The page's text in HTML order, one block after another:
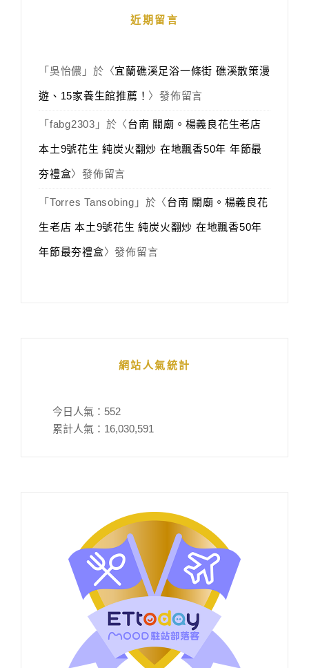
近期留言
「 吳怡儂 」於〈宜蘭礁溪足浴一條街 礁溪散策漫
遊、15家養生館推薦！ 〉發佈留言
「 fabg2303 」於〈台南 關廟。楊義良花生老店
本土9號花生 純炭火翻炒 在地飄香50年 年節最
夯禮盒〉發佈留言
「 Torres Tansobing 」於〈台南 關廟。楊義良花
生老店 本土9號花生 純炭火翻炒 在地飄香50年
年節最夯禮盒〉發佈留言
網站人氣統計
今日人氣： 552
累計人氣： 16,030,591